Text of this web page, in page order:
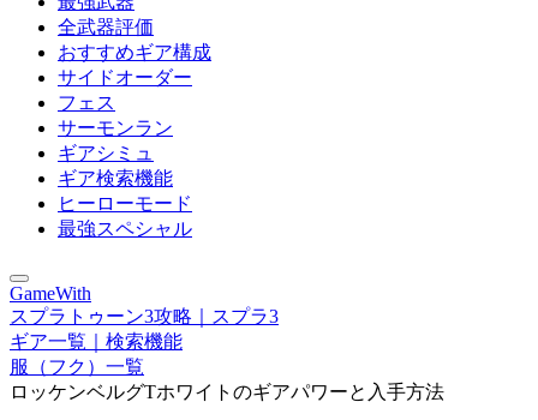
全武器評価
おすすめギア構成
サイドオーダー
フェス
サーモンラン
ギアシミュ
ギア検索機能
ヒーローモード
最強スペシャル
GameWith
スプラトゥーン3攻略｜スプラ3
ギア一覧｜検索機能
服（フク）一覧
ロッケンベルグTホワイトのギアパワーと入手方法